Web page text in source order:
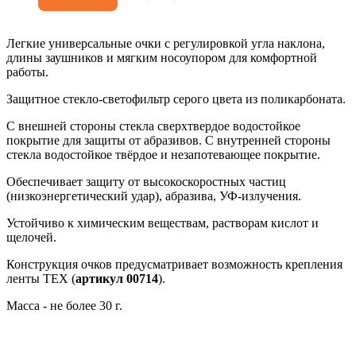
Легкие универсальные очки с регулировкой угла наклона,
длины заушников и мягким носоупором для комфортной
работы.
Защитное стекло-светофильтр серого цвета из поликарбоната.
С внешней стороны стекла сверхтвердое водостойкое
покрытие для защиты от абразивов. С внутренней стороны
стекла водостойкое твёрдое и незапотевающее покрытие.
Обеспечивает защиту от высокоскоростных частиц
(низкоэнергетический удар), абразива, УФ-излучения.
Устойчиво к химическим веществам, растворам кислот и
щелочей.
Конструкция очков предусматривает возможность крепления
ленты ТЕХ (артикул 00714).
Масса - не более 30 г.